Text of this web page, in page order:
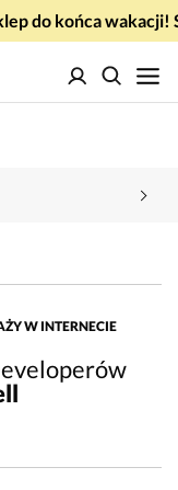
do końca wakacji!
W INTERNECIE